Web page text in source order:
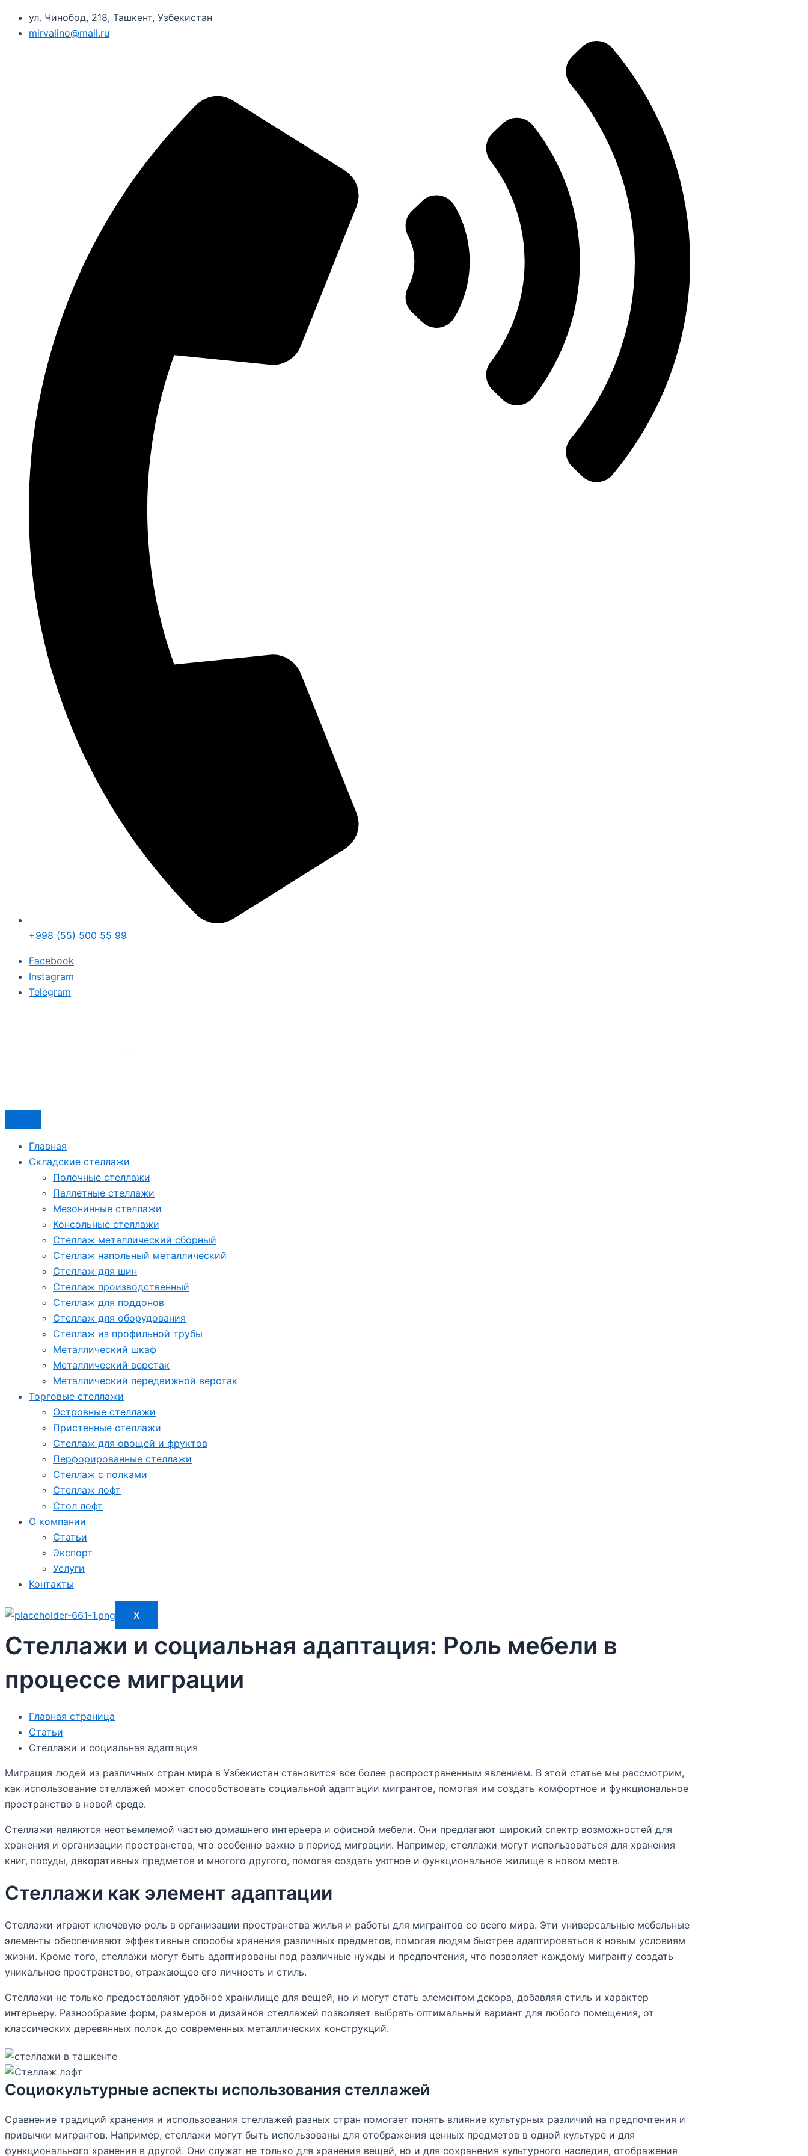
ул. Чинобод, 218, Ташкент, Узбекистан
mirvalino@mail.ru
+998 (55) 500 55 99
Facebook
Instagram
Telegram
Главная
Складские стеллажи
Полочные стеллажи
Паллетные стеллажи
Мезонинные стеллажи
Консольные стеллажи
Стеллаж металлический сборный
Стеллаж напольный металлический
Стеллаж для шин
Стеллаж производственный
Стеллаж для поддонов
Стеллаж для оборудования
Стеллаж из профильной трубы
Металлический шкаф
Металлический верстак
Металлический передвижной верстак
Торговые стеллажи
Островные стеллажи
Пристенные стеллажи
Стеллаж для овощей и фруктов
Перфорированные стеллажи
Стеллаж с полками
Стеллаж лофт
Стол лофт
О компании
Статьи
Экспорт
Услуги
Контакты
X
Стеллажи и социальная адаптация: Роль мебели в
процессе миграции
Главная страница
Статьи
Стеллажи и социальная адаптация
Миграция людей из различных стран мира в Узбекистан становится все более распространенным явлением. В этой статье мы рассмотрим,
как использование стеллажей может способствовать социальной адаптации мигрантов, помогая им создать комфортное и функциональное
пространство в новой среде.
Стеллажи являются неотъемлемой частью домашнего интерьера и офисной мебели. Они предлагают широкий спектр возможностей для
хранения и организации пространства, что особенно важно в период миграции. Например, стеллажи могут использоваться для хранения
книг, посуды, декоративных предметов и многого другого, помогая создать уютное и функциональное жилище в новом месте.
Стеллажи как элемент адаптации
Стеллажи играют ключевую роль в организации пространства жилья и работы для мигрантов со всего мира. Эти универсальные мебельные
элементы обеспечивают эффективные способы хранения различных предметов, помогая людям быстрее адаптироваться к новым условиям
жизни. Кроме того, стеллажи могут быть адаптированы под различные нужды и предпочтения, что позволяет каждому мигранту создать
уникальное пространство, отражающее его личность и стиль.
Стеллажи не только предоставляют удобное хранилище для вещей, но и могут стать элементом декора, добавляя стиль и характер
интерьеру. Разнообразие форм, размеров и дизайнов стеллажей позволяет выбрать оптимальный вариант для любого помещения, от
классических деревянных полок до современных металлических конструкций.
Социокультурные аспекты использования стеллажей
Сравнение традиций хранения и использования стеллажей разных стран помогает понять влияние культурных различий на предпочтения и
привычки мигрантов. Например, стеллажи могут быть использованы для отображения ценных предметов в одной культуре и для
функционального хранения в другой. Они служат не только для хранения вещей, но и для сохранения культурного наследия, отображения